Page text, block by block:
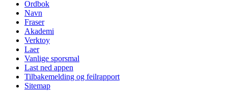
Ordbok
Navn
Fraser
Akademi
Verktoy
Laer
Vanlige sporsmal
Last ned appen
Tilbakemelding og feilrapport
Sitemap